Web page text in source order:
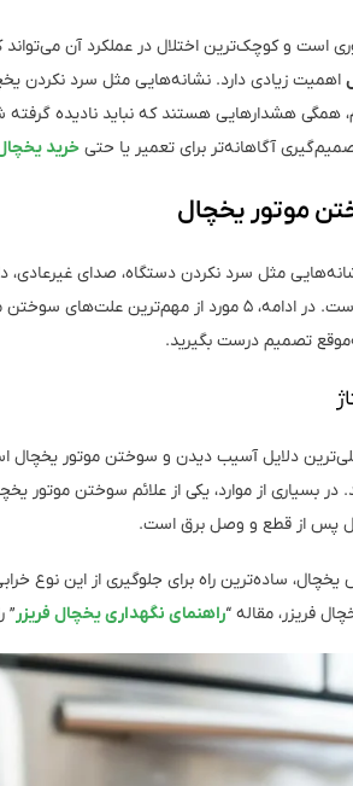
است و کوچک‌ترین اختلال در عملکرد آن می‌تواند
اهمیت زیادی دارد. نشانه‌هایی مثل سرد نکردن
هشدارهایی هستند که نباید نادیده گرفته
آگاهانه‌تر برای تعمیر یا حتی خرید
مثل سرد نکردن دستگاه، صدای
شدن مکرر و حتی بوی سوختگی همراه است. در ادامه، ۵
تصمیم درست بگیرید.
دلایل آسیب دیدن و سوختن موتور
بسیاری از موارد، یکی از علائم سوختن موتور
پس از قطع و وصل برق است.
ساده‌ترین راه برای جلوگیری از این نوع
فریزر، مقاله “راهنمای نگهداری یخچال فریزر”